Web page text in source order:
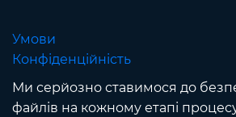
Умови
Конфіденційність
Ми серйозно ставимося до
файлів на кожному етапі